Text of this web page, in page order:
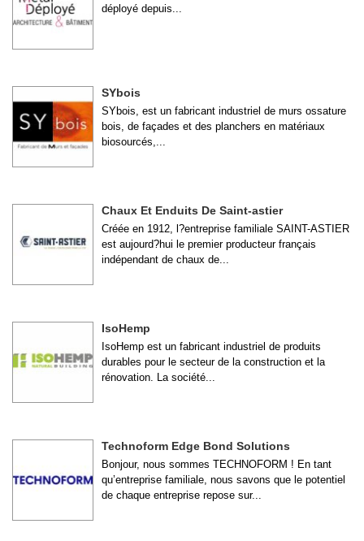
déployé depuis...
SYbois
SYbois, est un fabricant industriel de murs ossature
bois, de façades et des planchers en matériaux
biosourcés,...
Chaux Et Enduits De Saint-astier
Créée en 1912, l?entreprise familiale SAINT-ASTIER
est aujourd?hui le premier producteur français
indépendant de chaux de...
IsoHemp
IsoHemp est un fabricant industriel de produits
durables pour le secteur de la construction et la
rénovation. La société...
Technoform Edge Bond Solutions
Bonjour, nous sommes TECHNOFORM ! En tant
qu’entreprise familiale, nous savons que le potentiel
de chaque entreprise repose sur...